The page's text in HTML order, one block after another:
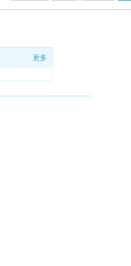
更多